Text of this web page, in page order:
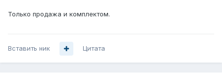
Только продажа и комплектом.
Вставить ник Цитата